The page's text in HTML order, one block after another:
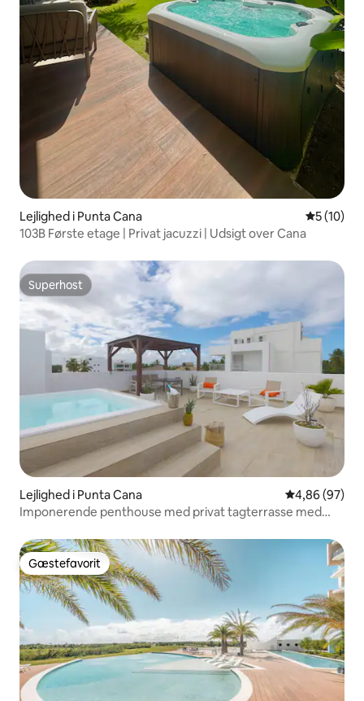
Lejlighed i Punta Cana 5 ud af 5 i
5 (10)
103B Første etage | Privat jacuzzi | Udsigt over Cana
Superhost
Superhost
Lejlighed i Punta Cana 4,86 ud af 5 i
4,86 (97)
Imponerende penthouse med privat tagterrasse med
Gæstefavorit
Gæstefavorit